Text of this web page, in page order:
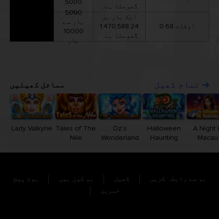
5000
بار
5000
بار سے
10000
بار
گھومتا ہے۔
ایک بار ہر
1,470,588.24
گھومتا ہے۔
0.68 اوقات
مماثل کھیلیں تمام کھیل
Lady Valkyrie
Tales of The
Nile
Oz’s
Wonderland
Halloween
Haunting
A Night
Macau
ہوم پیج ہم کون ہیں کھیل
ہم سے رابطہ کریں
خبریں